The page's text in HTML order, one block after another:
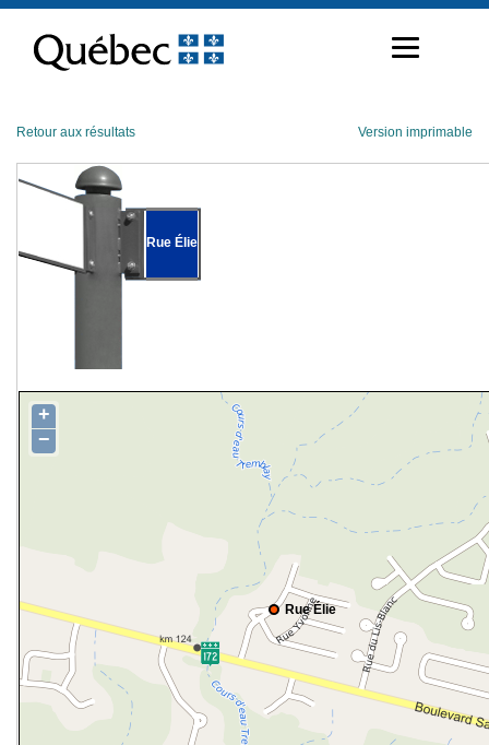
contenu
Retour aux résultats Version imprimable
Rue Élie
Rue Élie
+
−